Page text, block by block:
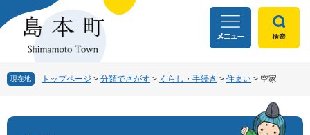
ー
。
ニ
て
現在地 トップページ > 分類でさがす > くらし・手続き > 住まい > 空家
文